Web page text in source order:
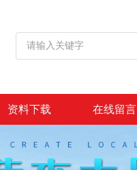
资料下载 在线留言